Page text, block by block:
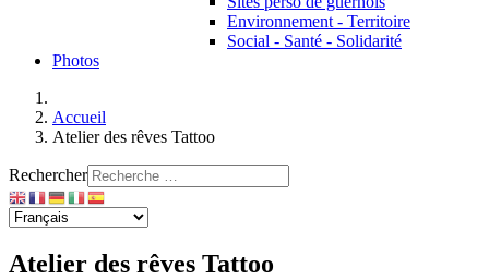
Environnement - Territoire
Social - Santé - Solidarité
Photos
Accueil
Atelier des rêves Tattoo
Rechercher
Atelier des rêves Tattoo